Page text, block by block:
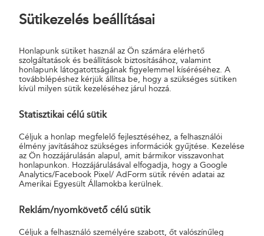
egységdobozainkathasználnod, melyeket a postákon vásárolhatsz
MAXIMÁLIS MÉRETE ÉS SÚLYA
Sütikezelés beállításai
Honlapunk sütiket használ az Ön számára elérhető
szolgáltatások és beállítások biztosításához, valamint
honlapunk látogatottságának figyelemmel kíséréséhez. A
továbblépéshez kérjük állítsa be, hogy a szükséges sütiken
kívül milyen sütik kezeléséhez járul hozzá.
Statisztikai célú sütik
Céljuk a honlap megfelelő fejlesztéséhez, a felhasználói
élmény javításához szükséges információk gyűjtése. Kezelése
az Ön hozzájárulásán alapul, amit bármikor visszavonhat
honlapunkon. Hozzájárulásával elfogadja, hogy a Google
Analytics/Facebook Pixel/ AdForm sütik révén adatai az
Amerikai Egyesült Államokba kerülnek.
Reklám/nyomkövető célú sütik
Céljuk a felhasználó személyére szabott, őt valószínűleg